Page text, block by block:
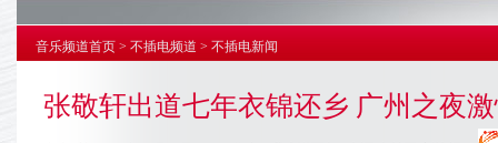
音乐频道首页 > 不插电频道 > 不插电新闻
张敬轩出道七年衣锦还乡 广州之夜